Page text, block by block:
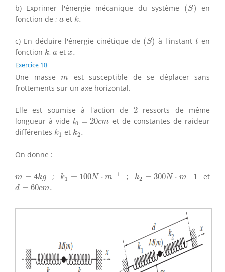
b) Exprimer l'énergie mécanique du système (S)
(S)
en
fonction de ; a
a et k.
k.
c) En déduire l'énergie cinétique de (S)
(S) à l'instantt
t en
fonction k
k, a
a et x.
x
Exercice 10
Une masse m
m est susceptible de se déplacer sans
frottements sur un axe horizontal.
Elle est soumise à l'action de 2
2ressorts de même
longueur à videl0 = 20cm
l0 20cm et de constantes de raideur
différentes k1
k et k2.
k2
On donne :
m = 4kg
m kg ; k1 = 100N ⋅ m−1
k 100N⋅ 1 ; k2 = 300N ⋅ m−1
k 300N⋅ m− et
d = 60cm.
d 60cm.